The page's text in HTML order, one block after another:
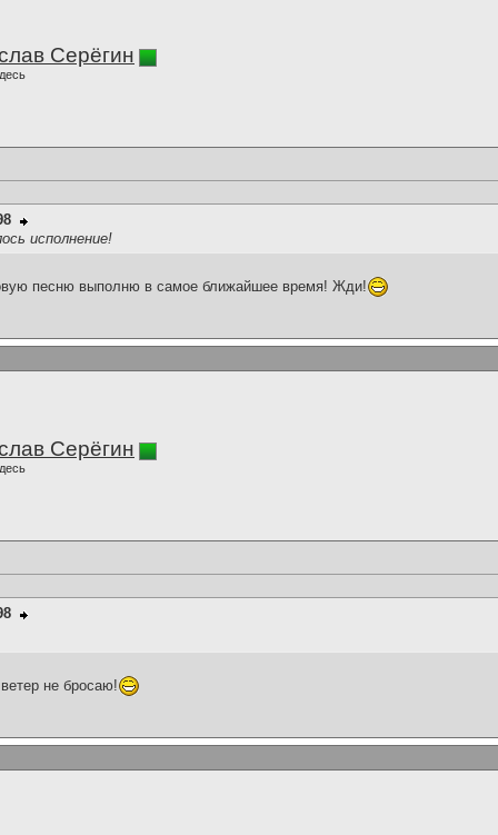
Серёгин
исполнение!
песню выполню в самое ближайшее время! Жди!
Серёгин
не бросаю!